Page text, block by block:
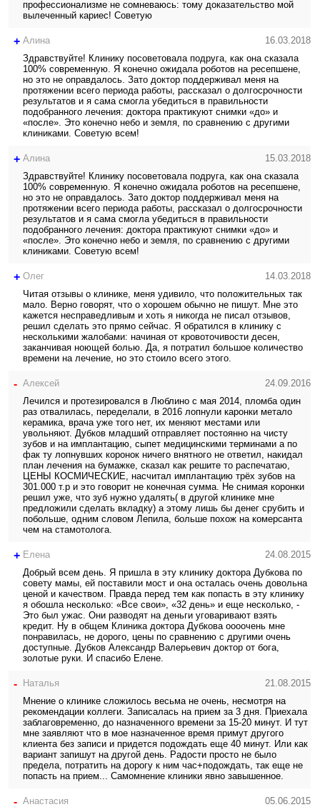
профессионализме не сомневаюсь: тому доказательство мой
вылеченный кариес! Советую
+ Алина
16.03.2018
Здравствуйте! Клинику посоветовала подруга, как она сказала
100% современную. Я конечно ожидала роботов на ресепшене,
но это не оправдалось. Зато доктор поддерживал меня на
протяжении всего периода работы, рассказал о долгосрочности
результатов и я сама смогла убедиться в правильности
подобранного лечения: доктора практикуют снимки «до» и
«после». Это конечно небо и земля, по сравнению с другими
клиниками. Советую всем!
+ Алина
15.03.2018
Здравствуйте! Клинику посоветовала подруга, как она сказала
100% современную. Я конечно ожидала роботов на ресепшене,
но это не оправдалось. Зато доктор поддерживал меня на
протяжении всего периода работы, рассказал о долгосрочности
результатов и я сама смогла убедиться в правильности
подобранного лечения: доктора практикуют снимки «до» и
«после». Это конечно небо и земля, по сравнению с другими
клиниками. Советую всем!
+ Олег
14.03.2018
Читая отзывы о клинике, меня удивило, что положительных так
мало. Верно говорят, что о хорошем обычно не пишут. Мне это
кажется несправедливым и хоть я никогда не писал отзывов,
решил сделать это прямо сейчас. Я обратился в клинику с
несколькими жалобами: начиная от кровоточивости десен,
заканчивая ноющей болью. Да, я потратил большое количество
времени на лечение, но это стоило всего этого.
- Алексей
24.09.2016
Лечился и протезировался в Люблино с мая 2014, пломба один
раз отвалилась, переделали, в 2016 лопнули каронки метало
керамика, врача уже того нет, их меняют местами или
увольняют. Дубков младший отправляет постоянно на чисту
зубов и на имплантацию, сыпет медицинскими терминами а по
фак ту лопнувших коронок ничего внятного не ответил, накидал
план лечения на бумажке, сказал как решите то распечатаю,
ЦЕНЫ КОСМИЧЕСКИЕ, насчитал имплантацию трёх зубов на
301.000 т.р и это говорит не конечная сумма. Не снимая коронки
решил уже, что зуб нужно удалять( в другой клинике мне
предложили сделать вкладку) а этому лишь бы денег срубить и
побольше, одним словом Лепила, больше похож на комерсанта
чем на стамотолога.
+ Елена
24.08.2015
Добрый всем день. Я пришла в эту клинику доктора Дубкова по
совету мамы, ей поставили мост и она осталась очень довольна
ценой и качеством. Правда перед тем как попасть в эту клинику
я обошла несколько: «Все свои», «32 день» и еще несколько, -
Это был ужас. Они разводят на деньги уговаривают взять
кредит. Ну в общем Клиника доктора Дубкова оооочень мне
понравилась, не дорого, цены по сравнению с другими очень
доступные. Дубков Александр Валерьевич доктор от бога,
золотые руки. И спасибо Елене.
- Наталья
21.08.2015
Мнение о клинике сложилось весьма не очень, несмотря на
рекомендации коллеги. Записалась на прием за 3 дня. Приехала
заблаговременно, до назначенного времени за 15-20 минут. И тут
мне заявляют что в мое назначенное время примут другого
клиента без записи и придется подождать еще 40 минут. Или как
вариант запишут на другой день. Радости просто не было
предела, потратить на дорогу к ним час+подождать, так еще не
попасть на прием... Самомнение клиники явно завышенное.
- Анастасия
05.06.2015